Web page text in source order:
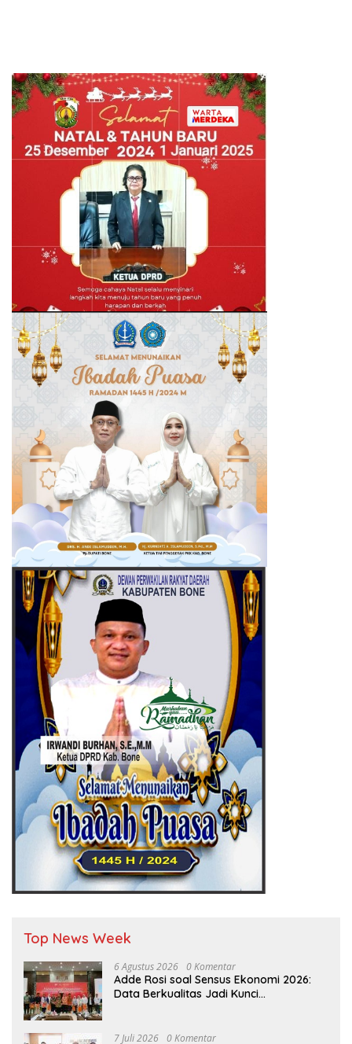
Top News Week
6 Agustus 2026 0 Komentar
Adde Rosi soal Sensus Ekonomi 2026:
Data Berkualitas Jadi Kunci
7 Juli 2026 0 Komentar